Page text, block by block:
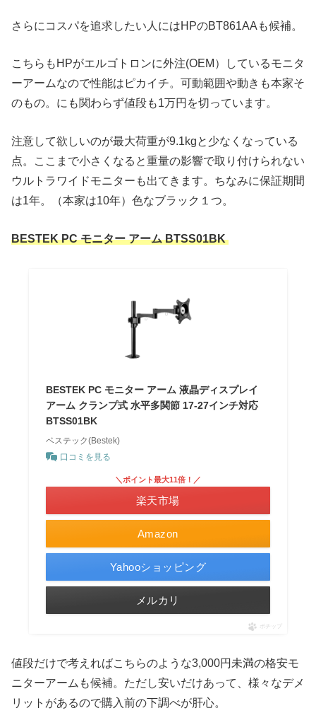
さらにコスパを追求したい人にはHPのBT861AAも候補。
こちらもHPがエルゴトロンに外注(OEM）しているモニタ
ーアームなので性能はピカイチ。可動範囲や動きも本家そ
のもの。にも関わらず値段も1万円を切っています。
注意して欲しいのが最大荷重が9.1kgと少なくなっている
点。ここまで小さくなると重量の影響で取り付けられない
ウルトラワイドモニターも出てきます。ちなみに保証期間
は1年。（本家は10年）色なブラック１つ。
BESTEK PC モニター アーム BTSS01BK
BESTEK PC モニター アーム 液晶ディスプレイ
アーム クランプ式 水平多関節 17-27インチ対応
BTSS01BK
ベステック(Bestek)
口コミを見る
Amazon
＼ポイント最大11倍！／
楽天市場
Yahooショッピング
メルカリ
ポチップ
値段だけで考えればこちらのような3,000円未満の格安モ
ニターアームも候補。ただし安いだけあって、様々なデメ
リットがあるので購入前の下調べが肝心。